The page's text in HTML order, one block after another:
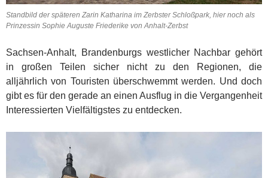
Standbild der späteren Zarin Katharina im Zerbster Schloßpark, hier noch als
Prinzessin Sophie Auguste Friederike von Anhalt-Zerbst
Sachsen-Anhalt, Brandenburgs westlicher Nachbar gehört
in großen Teilen sicher nicht zu den Regionen, die
alljährlich von Touristen überschwemmt werden. Und doch
gibt es für den gerade an einen Ausflug in die Vergangenheit
Interessierten Vielfältigstes zu entdecken.